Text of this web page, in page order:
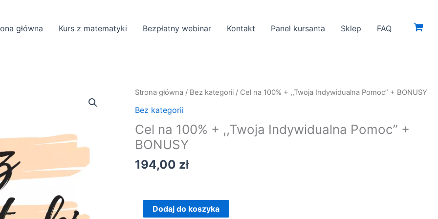
główna Kurs z matematyki Bezpłatny webinar Kontakt Panel kursanta Sklep FAQ
Strona główna / Bez kategorii / Cel na 100% + ,,Twoja Indywidualna Pomoc” + BONUSY
Bez kategorii
Cel na 100% + ,,Twoja Indywidualna Pomoc” +
BONUSY
194,00 zł
ilość
Cel
100%
+
Indywidualna
BONUSYDodaj do koszyka